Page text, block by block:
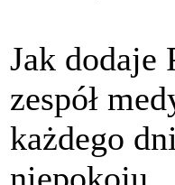
Jak dodaje
zespół
każdego